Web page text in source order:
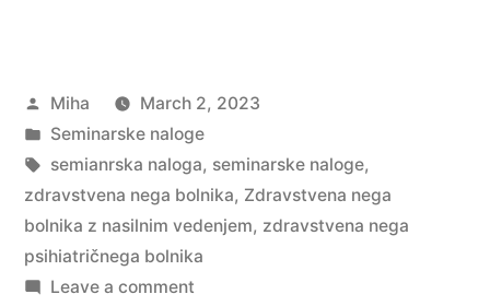
z
nasilnim
vedenjem”
Posted
by
Miha
March 2, 2023
Posted
in
Seminarske naloge
Tags:
semianrska naloga, seminarske naloge,
zdravstvena nega bolnika, Zdravstvena nega
bolnika z nasilnim vedenjem, zdravstvena nega
psihiatričnega bolnika
Leave a commenton